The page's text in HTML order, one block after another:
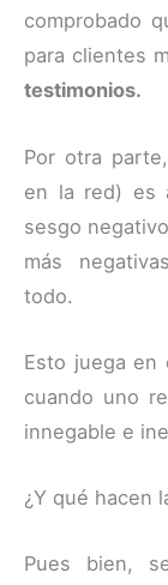
comprobado
para clientes
testimonios.
Por otra
en la red) es
sesgo
más
todo.
Esto juega en
cuando uno
innegable e
¿Y qué hacen
Pues bien,